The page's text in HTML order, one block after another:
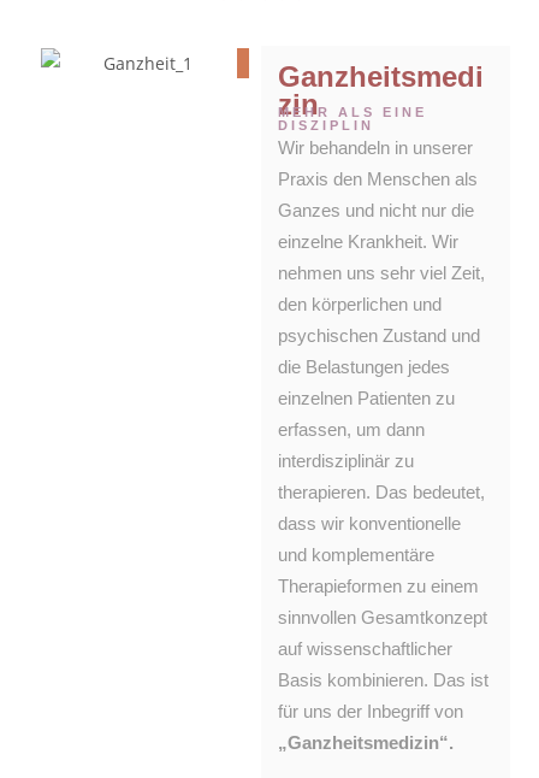
Ganzheitsmedi
zin
MEHR ALS EINE
DISZIPLIN
Wir behandeln in unserer
Praxis den Menschen als
Ganzes und nicht nur die
einzelne Krankheit. Wir
nehmen uns sehr viel Zeit,
den körperlichen und
psychischen Zustand und
die Belastungen jedes
einzelnen Patienten zu
erfassen, um dann
interdisziplinär zu
therapieren. Das bedeutet,
dass wir konventionelle
und komplementäre
Therapieformen zu einem
sinnvollen Gesamtkonzept
auf wissenschaftlicher
Basis kombinieren. Das ist
für uns der Inbegriff von
„Ganzheitsmedizin“.